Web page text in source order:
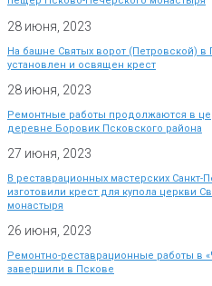
28 июня, 2023
На башне Святых ворот (Петровской)
установлен и освящен крест
28 июня, 2023
Ремонтные работы продолжаются в
деревне Боровик Псковского района
27 июня, 2023
В реставрационных мастерских Санкт-
изготовили крест для купола церкви
монастыря
26 июня, 2023
Ремонтно-реставрационные работы в
завершили в Пскове